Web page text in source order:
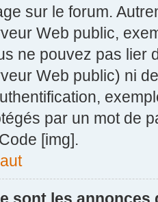
sur le forum.
Web public,
ne pouvez pas lier
Web public) ni
par un mot de
[img].
sont les annonces